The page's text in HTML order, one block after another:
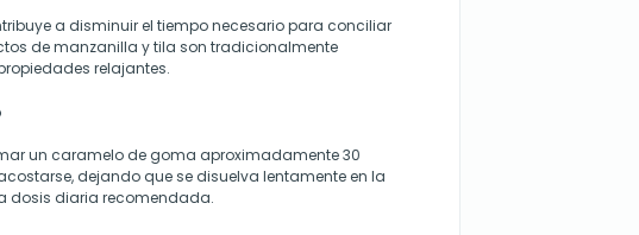
a disminuir el tiempo necesario para conciliar
de manzanilla y tila son tradicionalmente
relajantes.
un caramelo de goma aproximadamente 30
dejando que se disuelva lentamente en la
dosis diaria recomendada.